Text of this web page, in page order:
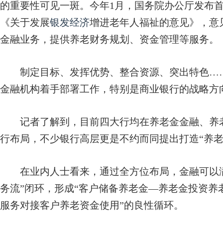
的重要性可见一斑。今年1月，国务院办公厅发布
《关于发展银发经济增进老年人福祉的意见》，
金融业务，提供养老财务规划、资金管理等服务。
制定目标、发挥优势、整合资源、突出特色
金融机构着手部署工作，特别是商业银行的战略方
记者了解到，目前四大行均在养老金金融、养
行布局，不少银行高层更是不约而同提出打造“养
在业内人士看来，通过全方位布局，金融可以
务流”闭环，形成“客户储备养老金—养老金投资
服务对接客户养老资金使用”的良性循环。